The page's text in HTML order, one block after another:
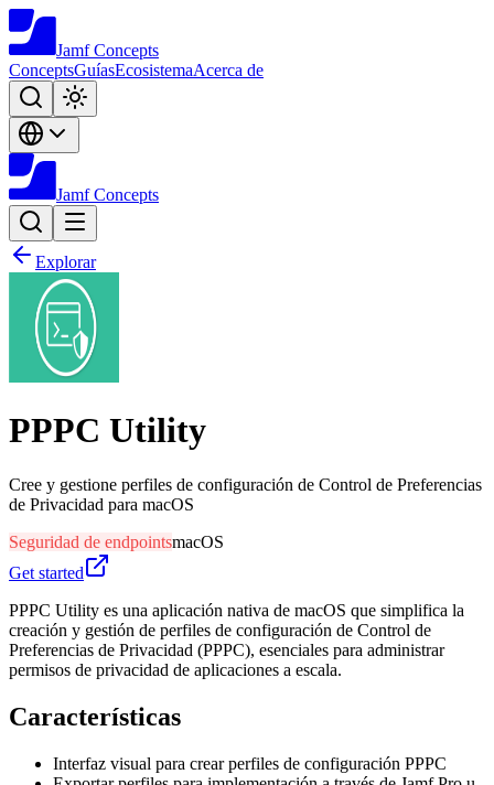
Jamf Concepts
ConceptsGuíasEcosistemaAcerca de
Jamf Concepts
Explorar
PPPC Utility
Cree y gestione perfiles de configuración de Control de Preferencias
de Privacidad para macOS
Seguridad de endpointsmacOS
Get started
PPPC Utility es una aplicación nativa de macOS que simplifica la
creación y gestión de perfiles de configuración de Control de
Preferencias de Privacidad (PPPC), esenciales para administrar
permisos de privacidad de aplicaciones a escala.
Características
Interfaz visual para crear perfiles de configuración PPPC